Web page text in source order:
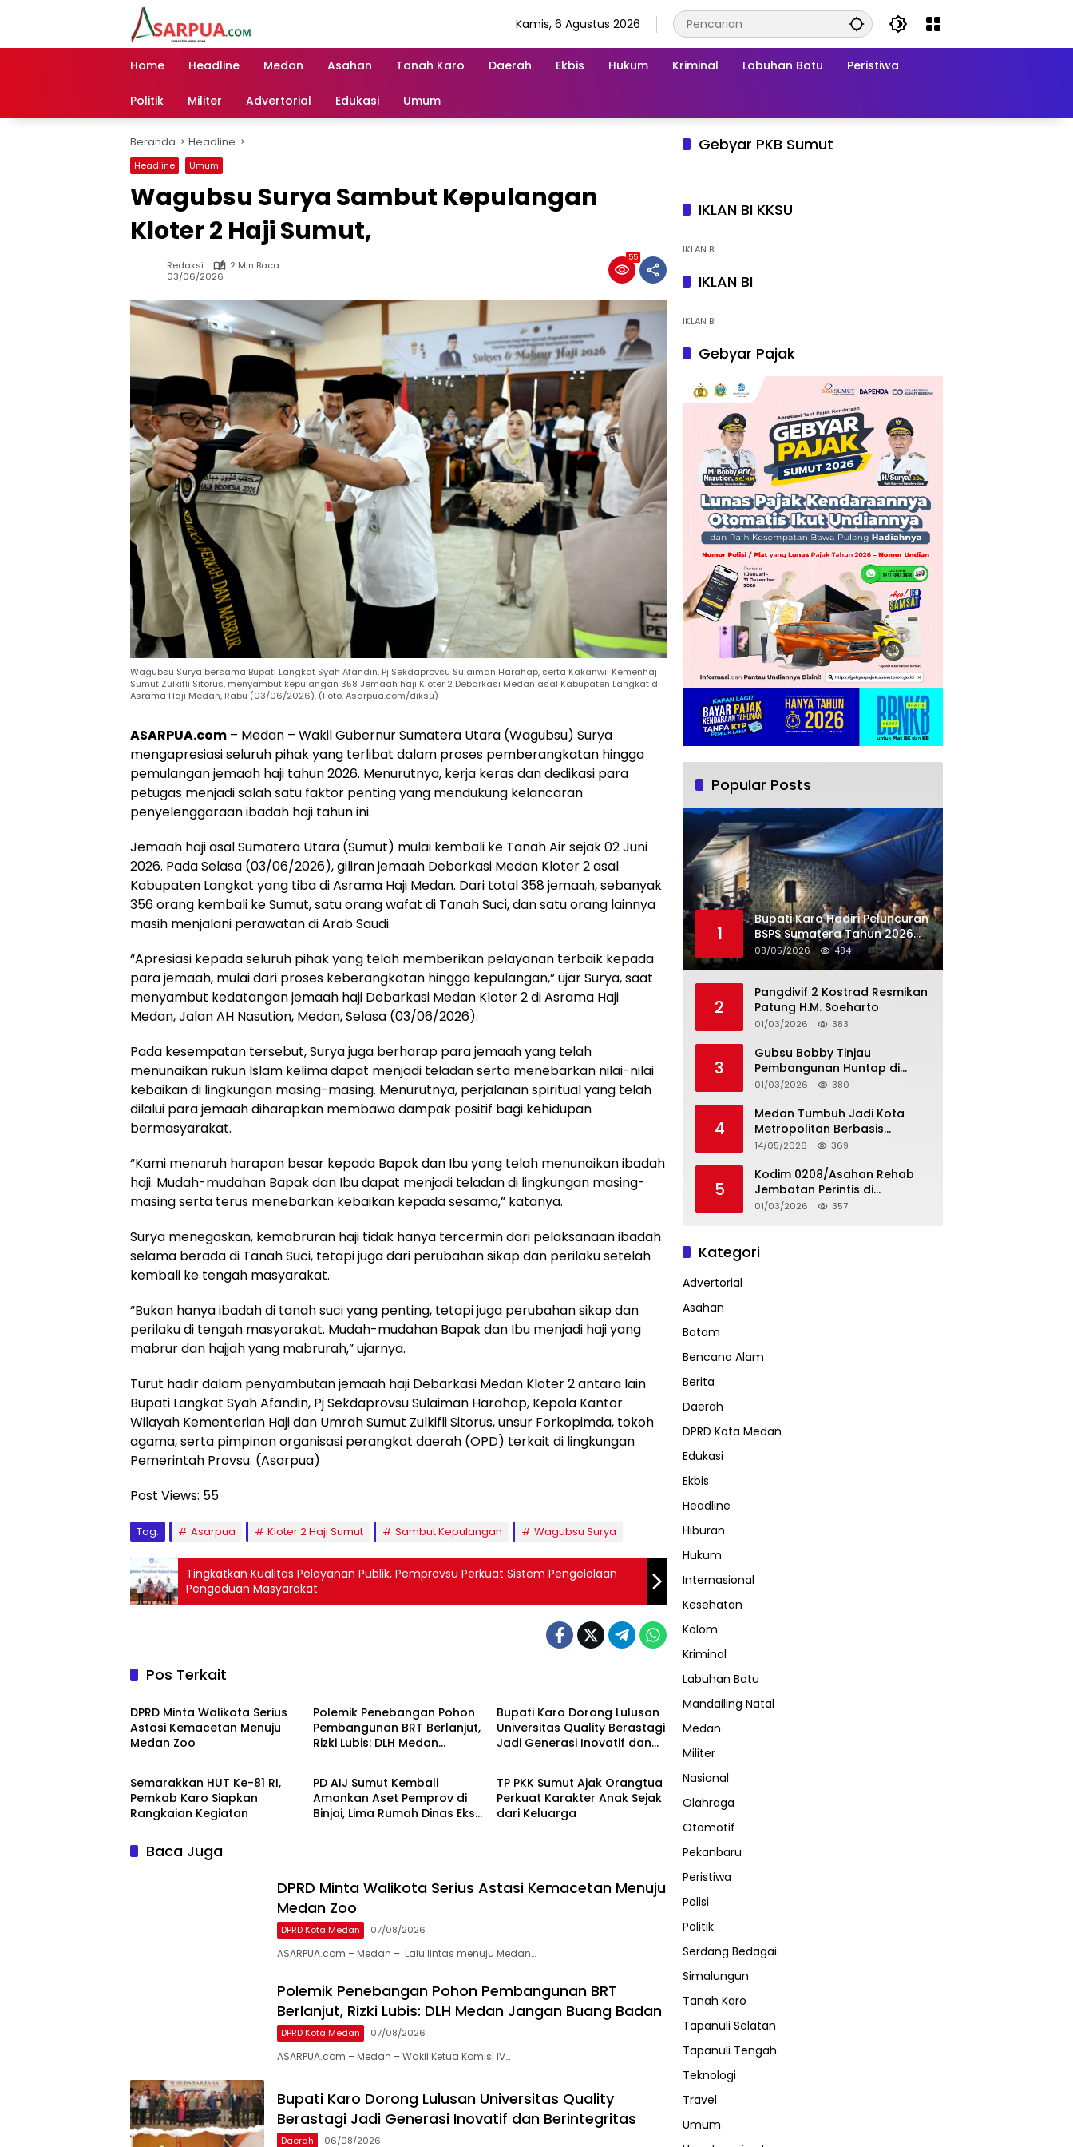
Kamis, 6 Agustus 2026
Home Headline Medan Asahan Tanah Karo Daerah Ekbis Hukum Kriminal Labuhan Batu Peristiwa
Politik Militer Advertorial Edukasi Umum
Beranda Headline
Headline Umum
Wagubsu Surya Sambut Kepulangan
Kloter 2 Haji Sumut,
Redaksi
2 Min Baca
03/06/2026
55
Wagubsu Surya bersama Bupati Langkat Syah Afandin, Pj Sekdaprovsu Sulaiman Harahap, serta Kakanwil Kemenhaj
Sumut Zulkifli Sitorus, menyambut kepulangan 358 Jemaah haji Kloter 2 Debarkasi Medan asal Kabupaten Langkat di
Asrama Haji Medan, Rabu (03/06/2026). (Foto. Asarpua.com/diksu)
ASARPUA.com – Medan – Wakil Gubernur Sumatera Utara (Wagubsu) Surya
mengapresiasi seluruh pihak yang terlibat dalam proses pemberangkatan hingga
pemulangan jemaah haji tahun 2026. Menurutnya, kerja keras dan dedikasi para
petugas menjadi salah satu faktor penting yang mendukung kelancaran
penyelenggaraan ibadah haji tahun ini.
Jemaah haji asal Sumatera Utara (Sumut) mulai kembali ke Tanah Air sejak 02 Juni
2026. Pada Selasa (03/06/2026), giliran jemaah Debarkasi Medan Kloter 2 asal
Kabupaten Langkat yang tiba di Asrama Haji Medan. Dari total 358 jemaah, sebanyak
356 orang kembali ke Sumut, satu orang wafat di Tanah Suci, dan satu orang lainnya
masih menjalani perawatan di Arab Saudi.
“Apresiasi kepada seluruh pihak yang telah memberikan pelayanan terbaik kepada
para jemaah, mulai dari proses keberangkatan hingga kepulangan,” ujar Surya, saat
menyambut kedatangan jemaah haji Debarkasi Medan Kloter 2 di Asrama Haji
Medan, Jalan AH Nasution, Medan, Selasa (03/06/2026).
Pada kesempatan tersebut, Surya juga berharap para jemaah yang telah
menunaikan rukun Islam kelima dapat menjadi teladan serta menebarkan nilai-nilai
kebaikan di lingkungan masing-masing. Menurutnya, perjalanan spiritual yang telah
dilalui para jemaah diharapkan membawa dampak positif bagi kehidupan
bermasyarakat.
“Kami menaruh harapan besar kepada Bapak dan Ibu yang telah menunaikan ibadah
haji. Mudah-mudahan Bapak dan Ibu dapat menjadi teladan di lingkungan masing-
masing serta terus menebarkan kebaikan kepada sesama,” katanya.
Surya menegaskan, kemabruran haji tidak hanya tercermin dari pelaksanaan ibadah
selama berada di Tanah Suci, tetapi juga dari perubahan sikap dan perilaku setelah
kembali ke tengah masyarakat.
“Bukan hanya ibadah di tanah suci yang penting, tetapi juga perubahan sikap dan
perilaku di tengah masyarakat. Mudah-mudahan Bapak dan Ibu menjadi haji yang
mabrur dan hajjah yang mabrurah,” ujarnya.
Turut hadir dalam penyambutan jemaah haji Debarkasi Medan Kloter 2 antara lain
Bupati Langkat Syah Afandin, Pj Sekdaprovsu Sulaiman Harahap, Kepala Kantor
Wilayah Kementerian Haji dan Umrah Sumut Zulkifli Sitorus, unsur Forkopimda, tokoh
agama, serta pimpinan organisasi perangkat daerah (OPD) terkait di lingkungan
Pemerintah Provsu. (Asarpua)
Post Views: 55
Tag: Asarpua Kloter 2 Haji Sumut Sambut Kepulangan Wagubsu Surya
Tingkatkan Kualitas Pelayanan Publik, Pemprovsu Perkuat Sistem Pengelolaan
Pengaduan Masyarakat
Pos Terkait
DPRD Kota Medan
DPRD Minta Walikota Serius
Astasi Kemacetan Menuju
Medan Zoo
Polemik Penebangan Pohon
Pembangunan BRT Berlanjut,
Rizki Lubis: DLH Medan
Bupati Karo Dorong Lulusan
Universitas Quality Berastagi
Jadi Generasi Inovatif dan
Berita
Semarakkan HUT Ke-81 RI,
Pemkab Karo Siapkan
Rangkaian Kegiatan
Ekbis
PD AIJ Sumut Kembali
Amankan Aset Pemprov di
Binjai, Lima Rumah Dinas Eks
Edukasi
TP PKK Sumut Ajak Orangtua
Perkuat Karakter Anak Sejak
dari Keluarga
Baca Juga
DPRD Minta Walikota Serius Astasi Kemacetan Menuju
Medan Zoo
DPRD Kota Medan 07/08/2026
ASARPUA.com – Medan – Lalu lintas menuju Medan…
Polemik Penebangan Pohon Pembangunan BRT
Berlanjut, Rizki Lubis: DLH Medan Jangan Buang Badan
DPRD Kota Medan 07/08/2026
ASARPUA.com – Medan – Wakil Ketua Komisi IV…
Bupati Karo Dorong Lulusan Universitas Quality
Berastagi Jadi Generasi Inovatif dan Berintegritas
Daerah 06/08/2026
Gebyar PKB Sumut
IKLAN BI KKSU
IKLAN BI
IKLAN BI
IKLAN BI
Gebyar Pajak
Popular Posts
1
Bupati Karo Hadiri Peluncuran
BSPS Sumatera Tahun 2026
Secarra Daring
08/05/2026 484
2
Pangdivif 2 Kostrad Resmikan
Patung H.M. Soeharto
01/03/2026 383
3
Gubsu Bobby Tinjau
Pembangunan Huntap di
Tapteng
01/03/2026 380
4
Medan Tumbuh Jadi Kota
Metropolitan Berbasis
Teknologi
14/05/2026 369
5
Kodim 0208/Asahan Rehab
Jembatan Perintis di
Mandarsah
01/03/2026 357
Kategori
Advertorial
Asahan
Batam
Bencana Alam
Berita
Daerah
DPRD Kota Medan
Edukasi
Ekbis
Headline
Hiburan
Hukum
Internasional
Kesehatan
Kolom
Kriminal
Labuhan Batu
Mandailing Natal
Medan
Militer
Nasional
Olahraga
Otomotif
Pekanbaru
Peristiwa
Polisi
Politik
Serdang Bedagai
Simalungun
Tanah Karo
Tapanuli Selatan
Tapanuli Tengah
Teknologi
Travel
Umum